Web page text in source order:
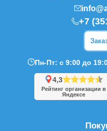
+7
Пн-Пт: с 9:00 до
4,3
Рейтинг организации в
Яндексе